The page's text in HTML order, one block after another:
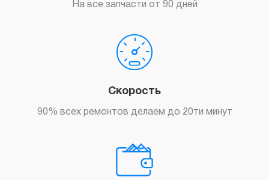
На все запчасти от 90 дней
Скорость
90% всех ремонтов делаем до 20ти минут